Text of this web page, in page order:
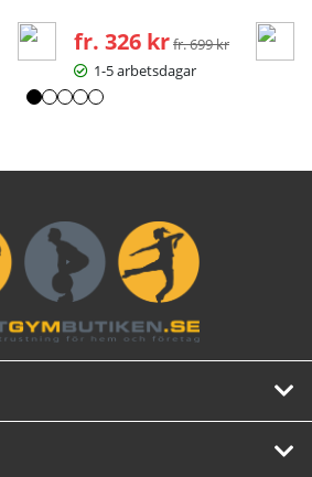
fr. 326 kr Ordinarie pris:
fr. 699 kr
1-5 arbetsdagar